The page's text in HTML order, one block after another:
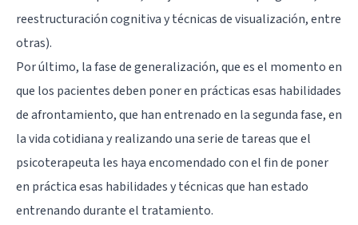
reestructuración cognitiva y técnicas de visualización, entre
otras).
Por último, la fase de generalización, que es el momento en
que los pacientes deben poner en prácticas esas habilidades
de afrontamiento, que han entrenado en la segunda fase, en
la vida cotidiana y realizando una serie de tareas que el
psicoterapeuta les haya encomendado con el fin de poner
en práctica esas habilidades y técnicas que han estado
entrenando durante el tratamiento.